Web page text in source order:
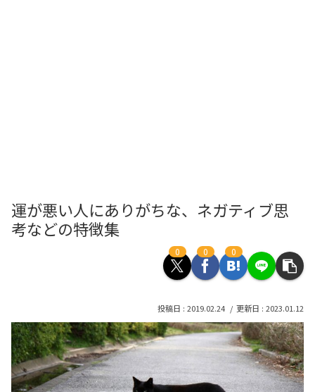
運が悪い人にありがちな、ネガティブ思
考などの特徴集
0 0 0
2019.02.24 2023.01.12